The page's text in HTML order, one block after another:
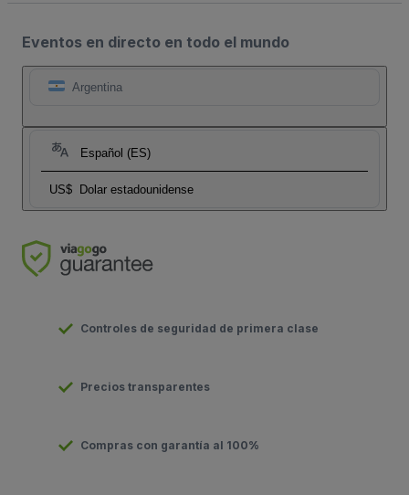
Eventos en directo en todo el mundo
Argentina
Español (ES)
US$ Dolar estadounidense
Controles de seguridad de primera clase
Precios transparentes
Compras con garantía al 100%